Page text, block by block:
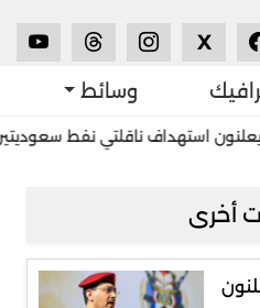
X
وسائط
ناقلتي نفط سعوديتين
أخرى